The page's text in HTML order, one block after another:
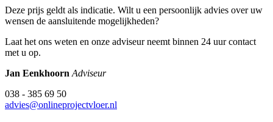
Deze prijs geldt als indicatie. Wilt u een persoonlijk advies over uw
wensen de aansluitende mogelijkheden?
Laat het ons weten en onze adviseur neemt binnen 24 uur contact
met u op.
Jan Eenkhoorn Adviseur
038 - 385 69 50
advies@onlineprojectvloer.nl